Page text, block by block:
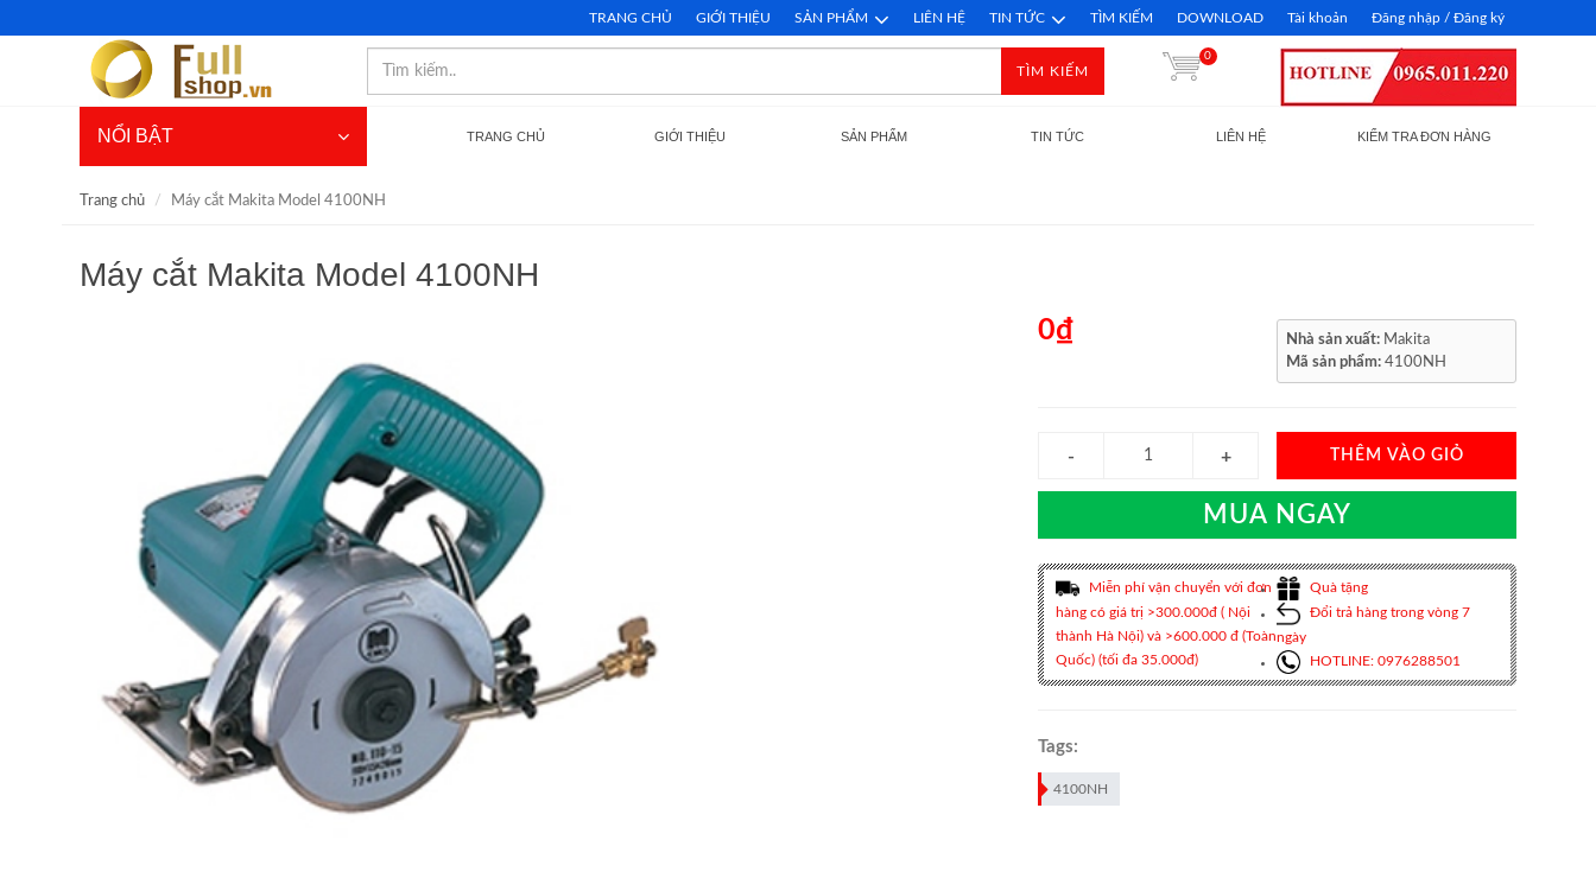
TRANG CHỦ GIỚI THIỆU SẢN PHẨM LIÊN HỆ TIN TỨC TÌM KIẾM DOWNLOAD Tài khoản Đăng nhập / Đăng ký
TÌM KIẾM
0
NỔI BẬT TRANG CHỦ GIỚI THIỆU SẢN PHẨM TIN TỨC LIÊN HỆ KIỂM TRA ĐƠN HÀNG
Trang chủ Máy cắt Makita Model 4100NH
Máy cắt Makita Model 4100NH
0₫ Nhà sản xuất: Makita
Mã sản phẩm:4100NH
THÊM VÀO GIỎ
MUA NGAY
Miễn phí vận chuyển với đơn
hàng có giá trị >300.000đ ( Nội
thành Hà Nội) và >600.000 đ (Toàn
Quốc) (tối đa 35.000đ)
Quà tặng
Đổi trả hàng trong vòng 7
ngày
HOTLINE: 0976288501
Tags:
4100NH